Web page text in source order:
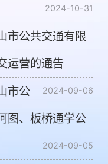
2024-10-31
市公共交通有限
运营的通告
2024-09-06
市公
图、板桥通学公
2024-09-05